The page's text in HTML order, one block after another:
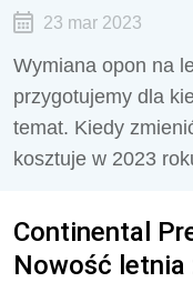
23 mar 2023
Wymiana opon na
przygotujemy dla
temat. Kiedy
kosztuje w 2023
Continental
Nowość letnia